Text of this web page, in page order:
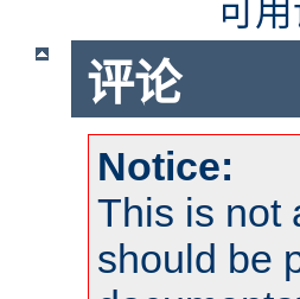
可
评论
Notice:
This is not
should be